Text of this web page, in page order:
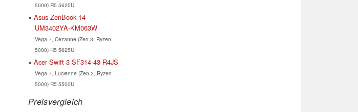
5000) R5 5625U
Asus ZenBook 14
UM3402YA-KM063W
Vega 7, Cezanne (Zen 3, Ryzen
5000) R5 5625U
Acer Swift 3 SF314-43-R4JS
Vega 7, Lucienne (Zen 2, Ryzen
5000) R5 5500U
Preisvergleich